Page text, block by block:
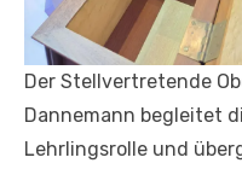
Der Stellvertretende
Dannemann begleitet
Lehrlingsrolle und